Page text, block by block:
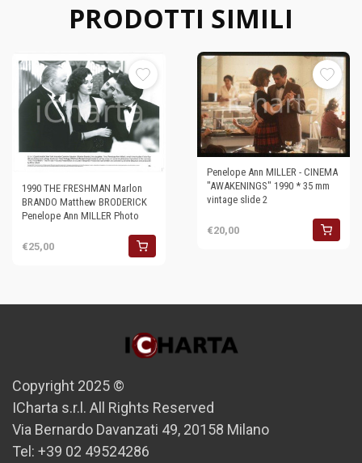
PRODOTTI SIMILI
1990 THE FRESHMAN Marlon
BRANDO Matthew BRODERICK
Penelope Ann MILLER Photo
€25,00
Penelope Ann MILLER - CINEMA
"AWAKENINGS" 1990 * 35 mm
vintage slide 2
€20,00
Copyright 2025 ©
ICharta s.r.l. All Rights Reserved
Via Bernardo Davanzati 49, 20158 Milano
Tel: +39 02 49524286